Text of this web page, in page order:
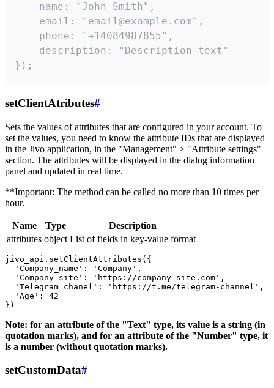
    name: "John Smith",
    email: "email@example.com",
    phone: "+14084987855",
    description: "Description text"
});
setClientAtributes#
Sets the values ​​of attributes that are configured in your account. To
set the values, you need to know the attribute IDs that are displayed
in the Jivo application, in the "Management" > "Attribute settings"
section. The attributes will be displayed in the dialog information
panel and updated in real time.
**Important: The method can be called no more than 10 times per
hour.
Name Type
Description
attributes object List of fields in key-value format
jivo_api.setClientAttributes({
  'Company_name': 'Company',
  'Company_site': 'https://company-site.com',
  'Telegram_chanel': 'https://t.me/telegram-channel',
  'Age': 42
Note: for an attribute of the "Text" type, its value is a string (in
quotation marks), and for an attribute of the "Number" type, it
is a number (without quotation marks).
setCustomData#